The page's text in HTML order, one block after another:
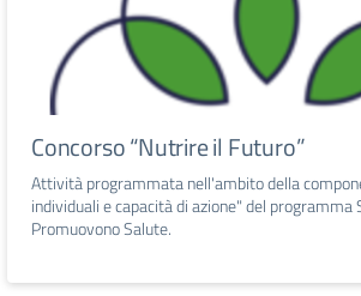
Concorso “Nutrire il Futuro”
Attività programmata nell'ambito della
individuali e capacità di azione" del programma
Promuovono Salute.